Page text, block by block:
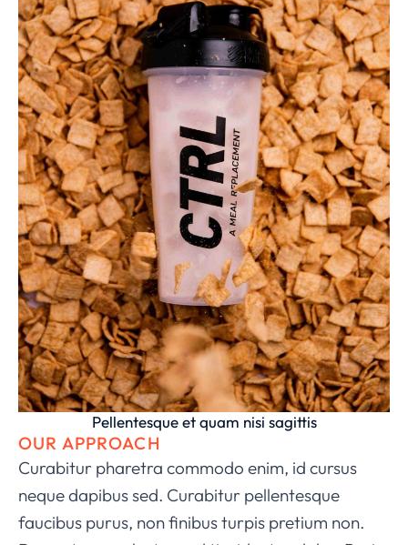
Pellentesque et quam nisi sagittis
OUR APPROACH
Curabitur pharetra commodo enim, id cursus
neque dapibus sed. Curabitur pellentesque
faucibus purus, non finibus turpis pretium non.